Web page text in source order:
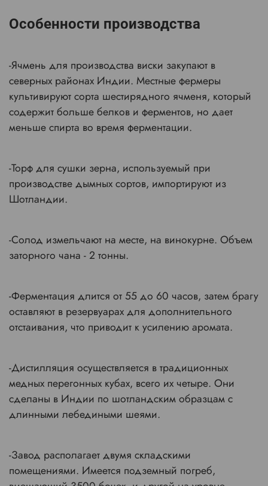
Особенности производства
-Ячмень для производства виски закупают в
северных районах Индии. Местные фермеры
культивируют сорта шестирядного ячменя, который
содержит больше белков и ферментов, но дает
меньше спирта во время ферментации.
-Торф для сушки зерна, используемый при
производстве дымных сортов, импортируют из
Шотландии.
-Солод измельчают на месте, на винокурне. Объем
заторного чана - 2 тонны.
-Ферментация длится от 55 до 60 часов, затем брагу
оставляют в резервуарах для дополнительного
отстаивания, что приводит к усилению аромата.
-Дистилляция осуществляется в традиционных
медных перегонных кубах, всего их четыре. Они
сделаны в Индии по шотландским образцам с
длинными лебедиными шеями.
-Завод располагает двумя складскими
помещениями. Имеется подземный погреб,